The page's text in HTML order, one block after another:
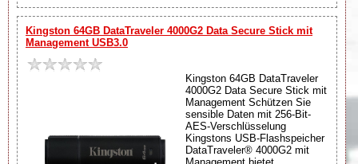
Kingston 64GB DataTraveler 4000G2 Data Secure Stick mit
Management USB3.0
Kingston 64GB DataTraveler
4000G2 Data Secure Stick mit
Management Schützen Sie
sensible Daten mit 256-Bit-
AES-Verschlüsselung
Kingstons USB-Flashspeicher
DataTraveler® 4000G2 mit